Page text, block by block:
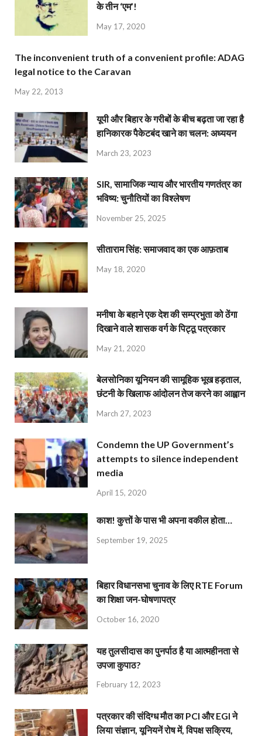
के तीन ‘एम’!
May 17, 2020
The inconvenient truth of a convenient profile: ADAG
legal notice to the Caravan
May 22, 2013
यूपी और बिहार के गरीबों के बीच बढ़ता जा रहा है
हानिकारक पैकेटबंद खाने का चलन: अध्ययन
March 23, 2023
SIR, सामाजिक न्याय और भारतीय गणतंत्र का
भविष्य: चुनौतियों का विश्लेषण
November 25, 2025
सीताराम सिंह: समाजवाद का एक आफ़ताब
May 18, 2020
मनीषा के बहाने एक देश की सम्प्रभुता को ठेंगा
दिखाने वाले शासक वर्ग के पिट्ठू पत्रकार
May 21, 2020
बेलसोनिका यूनियन की सामूहिक भूख हड़ताल,
छंटनी के खिलाफ आंदोलन तेज करने का आह्वान
March 27, 2023
Condemn the UP Government’s
attempts to silence independent
media
April 15, 2020
काश! कुत्तों के पास भी अपना वकील होता…
September 19, 2025
बिहार विधानसभा चुनाव के लिए RTE Forum
का शिक्षा जन-घोषणापत्र
October 16, 2020
यह तुलसीदास का पुनर्पाठ है या आत्महीनता से
उपजा कुपाठ?
February 12, 2023
पत्रकार की संदिग्ध मौत का PCI और EGI ने
लिया संज्ञान, यूनियनें रोष में, विपक्ष सक्रिय,